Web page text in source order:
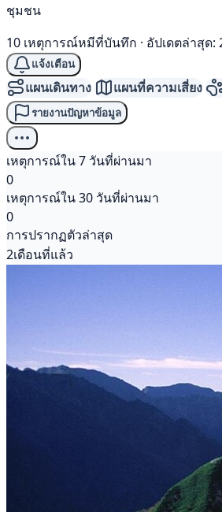
ชุมชน
10 เหตุการณ์หมีที่บันทึก · อัปเดตล่าสุด:
แจ้งเตือน
แผนเดินทาง แผนที่ความเสี่ยง
รายงานปัญหาข้อมูล
เหตุการณ์ใน 7 วันที่ผ่านมา
0
เหตุการณ์ใน 30 วันที่ผ่านมา
0
การปรากฏตัวล่าสุด
2เดือนที่แล้ว